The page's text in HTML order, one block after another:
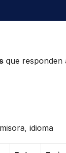
que responden
idioma